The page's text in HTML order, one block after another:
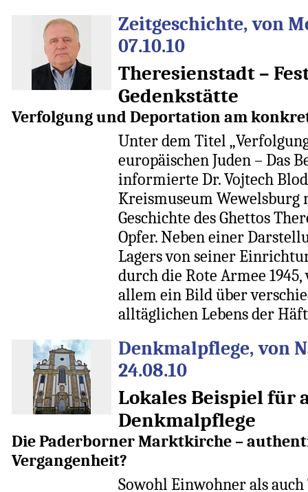
Zeitgeschichte, von
07.10.10
Theresienstadt –
Gedenkstätte
Verfolgung und Deportation am
Unter dem Titel
europäischen Juden – Das
informierte Dr. Vojtech
Kreismuseum
Geschichte des Ghettos
Opfer. Neben einer
Lagers von seiner
durch die Rote Armee
allem ein Bild über
alltäglichen Lebens der
Denkmalpflege, von
24.08.10
Lokales Beispiel für
Denkmalpflege
Die Paderborner Marktkirche –
Vergangenheit?
Sowohl Einwohner als